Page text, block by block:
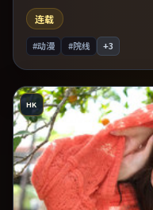
连载
#动漫 #院线 +3
HK